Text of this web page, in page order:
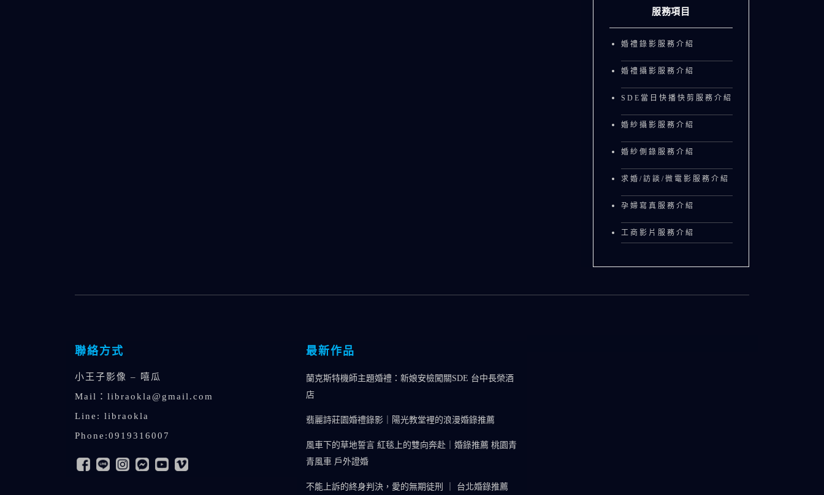
服務項目
婚禮錄影服務介紹
婚禮攝影服務介紹
SDE當日快播快剪服務介紹
婚紗攝影服務介紹
婚紗側錄服務介紹
求婚/訪談/微電影服務介紹
孕婦寫真服務介紹
工商影片服務介紹
聯絡方式
小王子影像 – 嘻瓜
Mail： libraokla@gmail.com
Line: libraokla
Phone:0919316007
最新作品
蘭克斯特機師主題婚禮：新娘安檢闖關SDE 台中長榮酒
店
翡麗詩莊園婚禮錄影｜陽光教堂裡的浪漫婚錄推薦
風車下的草地誓言 紅毯上的雙向奔赴｜婚錄推薦 桃園青
青風車 戶外證婚
不能上訴的終身判決，愛的無期徒刑 ｜ 台北婚錄推薦